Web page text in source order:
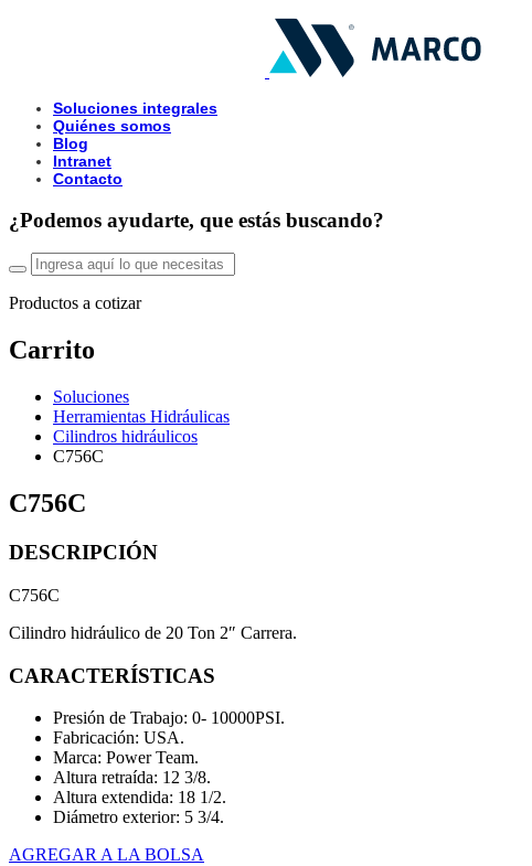
Soluciones integrales
Quiénes somos
Blog
Intranet
Contacto
¿Podemos ayudarte, que estás buscando?
Productos a cotizar
Carrito
Soluciones
Herramientas Hidráulicas
Cilindros hidráulicos
C756C
C756C
DESCRIPCIÓN
C756C
Cilindro hidráulico de 20 Ton 2″ Carrera.
CARACTERÍSTICAS
Presión de Trabajo: 0- 10000PSI.
Fabricación: USA.
Marca: Power Team.
Altura retraída: 12 3/8.
Altura extendida: 18 1/2.
Diámetro exterior: 5 3/4.
AGREGAR A LA BOLSA